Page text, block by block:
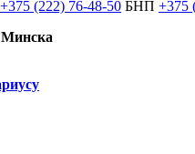
+375 (222) 76-48-50 БНП +375
Минска